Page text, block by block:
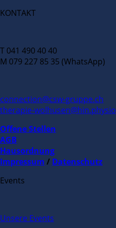
KONTAKT
T 041 490 40 40
M 079 227 85 35 (WhatsApp)
connection@csw-gruppe.ch
therapie-wolhusen@hin.physio
Offene Stellen
AGB
Hausordnung
Impressum / Datenschutz
Events
Unsere Events